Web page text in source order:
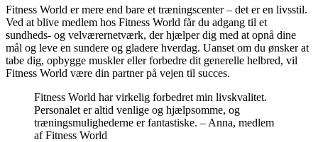
Fitness World er mere end bare et træningscenter – det er en livsstil.
Ved at blive medlem hos Fitness World får du adgang til et
sundheds- og velværernetværk, der hjælper dig med at opnå dine
mål og leve en sundere og gladere hverdag. Uanset om du ønsker at
tabe dig, opbygge muskler eller forbedre dit generelle helbred, vil
Fitness World være din partner på vejen til succes.
Fitness World har virkelig forbedret min livskvalitet.
Personalet er altid venlige og hjælpsomme, og
træningsmulighederne er fantastiske. – Anna, medlem
af Fitness World